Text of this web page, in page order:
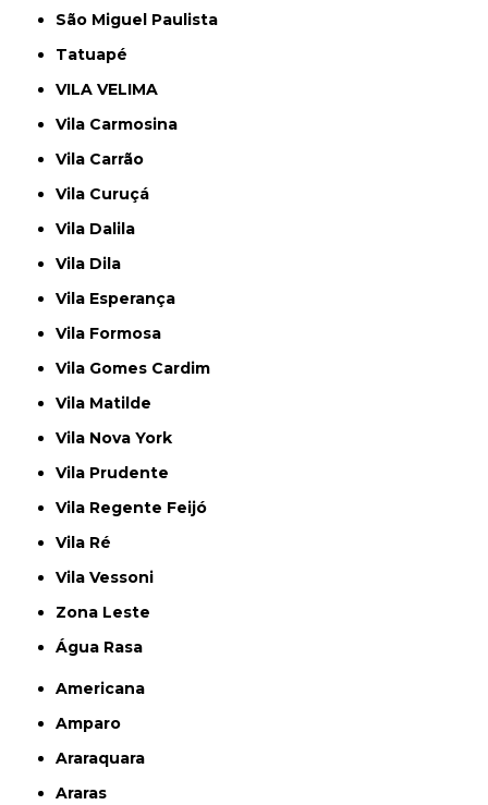
São Miguel Paulista
Tatuapé
VILA VELIMA
Vila Carmosina
Vila Carrão
Vila Curuçá
Vila Dalila
Vila Dila
Vila Esperança
Vila Formosa
Vila Gomes Cardim
Vila Matilde
Vila Nova York
Vila Prudente
Vila Regente Feijó
Vila Ré
Vila Vessoni
Zona Leste
Água Rasa
Americana
Amparo
Araraquara
Araras